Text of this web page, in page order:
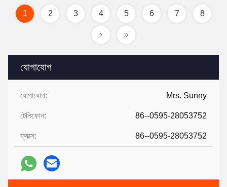
যোগাযোগ
যোগাযোগ: Mrs. Sunny
টেলিফোন: 86--0595-28053752
ফ্যাক্স: 86--0595-28053752
1 2 3 4 5 6 7 8